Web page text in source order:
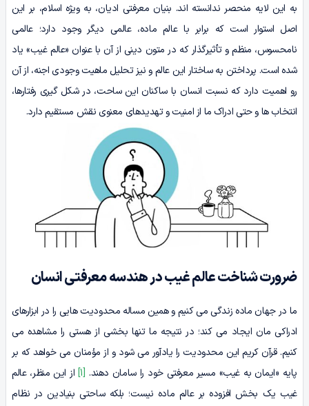
به این لایه منحصر ندانسته اند. بنیان معرفتی ادیان، به ویژه اسلام، بر این
اصل استوار است که برابر با عالم ماده، عالمی دیگر وجود دارد؛ عالمی
نامحسوس، منظم و تأثیرگذار که در متون دینی از آن با عنوان «عالم غیب» یاد
شده است. پرداختن به ساختار این عالم و نیز تحلیل ماهیت وجودی اجنه، از آن
رو اهمیت دارد که نسبت انسان با ساکنان این ساحت، در شکل گیری رفتارها،
انتخاب ها و حتی ادراک ما از امنیت و تهدیدهای معنوی نقش مستقیم دارد.
ضرورت شناخت عالم غیب در هندسه معرفتی انسان
ما در جهان ماده زندگی می کنیم و همین مساله محدودیت هایی را در ابزارهای
ادراکی مان ایجاد می کند؛ در نتیجه ما تنها بخشی از هستی را مشاهده می
کنیم. قرآن کریم این محدودیت را یادآور می شود و از مؤمنان می خواهد که بر
پایه «ایمان به غیب» مسیر معرفتی خود را سامان دهند. [1] از این منظر، عالم
غیب یک بخش افزوده بر عالم ماده نیست؛ بلکه ساحتی بنیادین در نظام